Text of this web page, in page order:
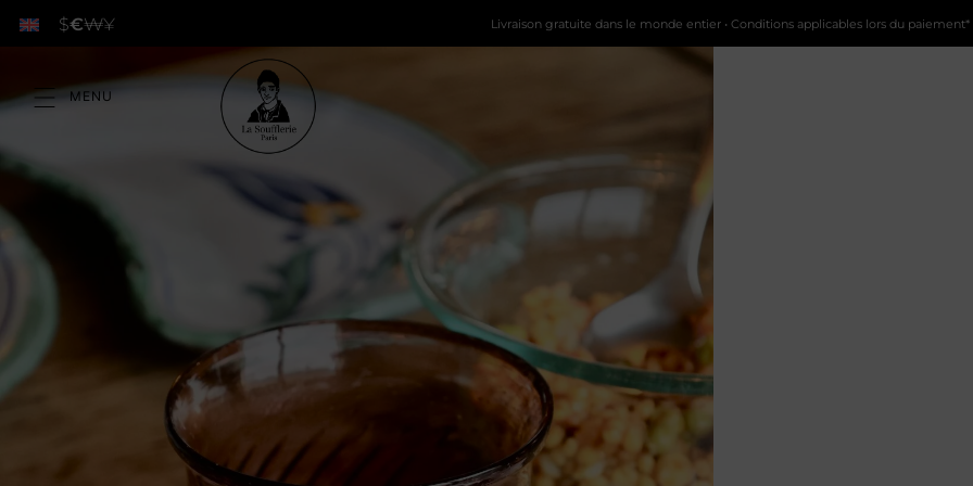
$€₩¥ Livraison gratuite dans le monde entier • Conditions applicables lors du paiement*